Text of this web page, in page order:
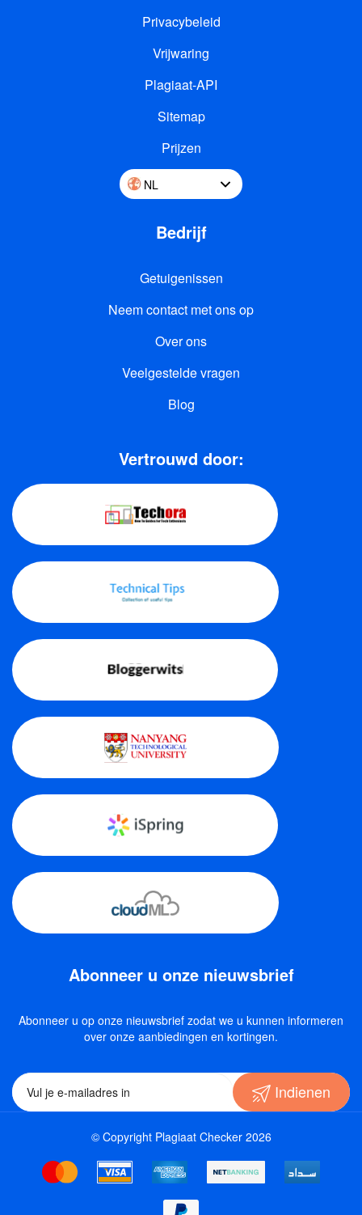
Privacybeleid
Vrijwaring
Plagiaat-API
Sitemap
Prijzen
NL
Bedrijf
Getuigenissen
Neem contact met ons op
Over ons
Veelgestelde vragen
Blog
Vertrouwd door:
Abonneer u onze nieuwsbrief
Abonneer u op onze nieuwsbrief zodat we u kunnen informeren
over onze aanbiedingen en kortingen.
Indienen
© Copyright Plagiaat Checker 2026